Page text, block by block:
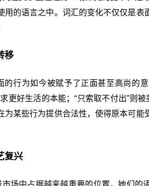
用的语言之中。词汇的变化不仅仅是
移
行为如今被赋予了正面甚至高尚的意
更好生活的本能；“只索取不付出”则
为某些行为提供合法性，使得原本可能
复兴
场中占据越来越重要的位置，她们的